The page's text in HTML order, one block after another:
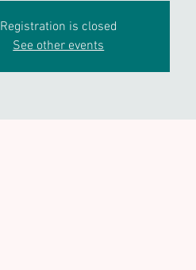
Registration is closed
See other events